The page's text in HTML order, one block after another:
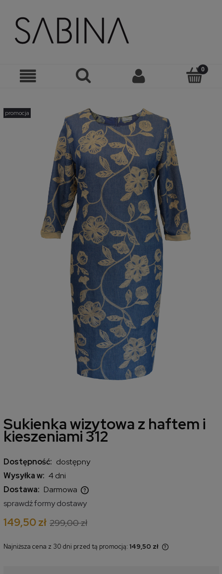
promocja
Sukienka wizytowa z haftem i
kieszeniami 312
Dostępność: dostępny
Wysyłka w: 4 dni
Dostawa: Darmowa
Cena nie zawiera ewentualnych kosztów płatności
sprawdź formy dostawy
149,50 zł 299,00 zł
Najniższa cena z 30 dni przed tą promocją: 149,50 zł